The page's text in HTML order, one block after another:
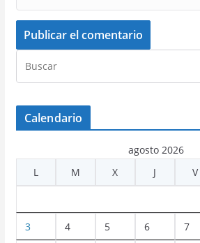
Calendario
agosto 2026
L
M X J V
3 4 5 6 7